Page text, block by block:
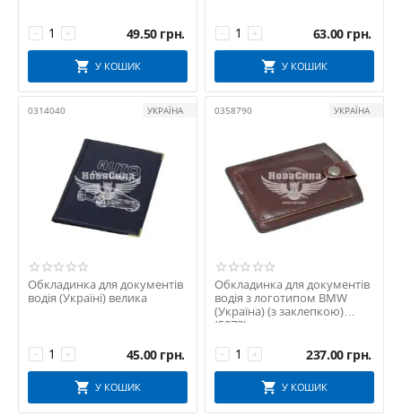
+
− 49.50 грн.
У КОШИК
+
− 63.00 грн.
У КОШИК
0314040 УКРАЇНА
Обкладинка для документів
водія (Україні) велика
+
− 45.00 грн.
У КОШИК
0358790 УКРАЇНА
Обкладинка для документів
водія з логотипом BMW
(Україна) (з заклепкою)
(5072)
+
− 237.00 грн.
У КОШИК